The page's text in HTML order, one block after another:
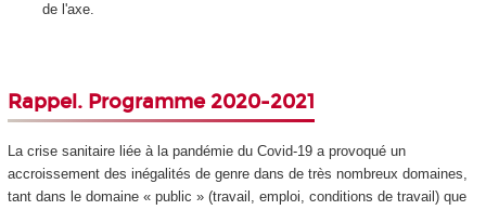
de l'axe.
Rappel. Programme 2020-2021
La crise sanitaire liée à la pandémie du Covid-19 a provoqué un
accroissement des inégalités de genre dans de très nombreux domaines,
tant dans le domaine « public » (travail, emploi, conditions de travail) que